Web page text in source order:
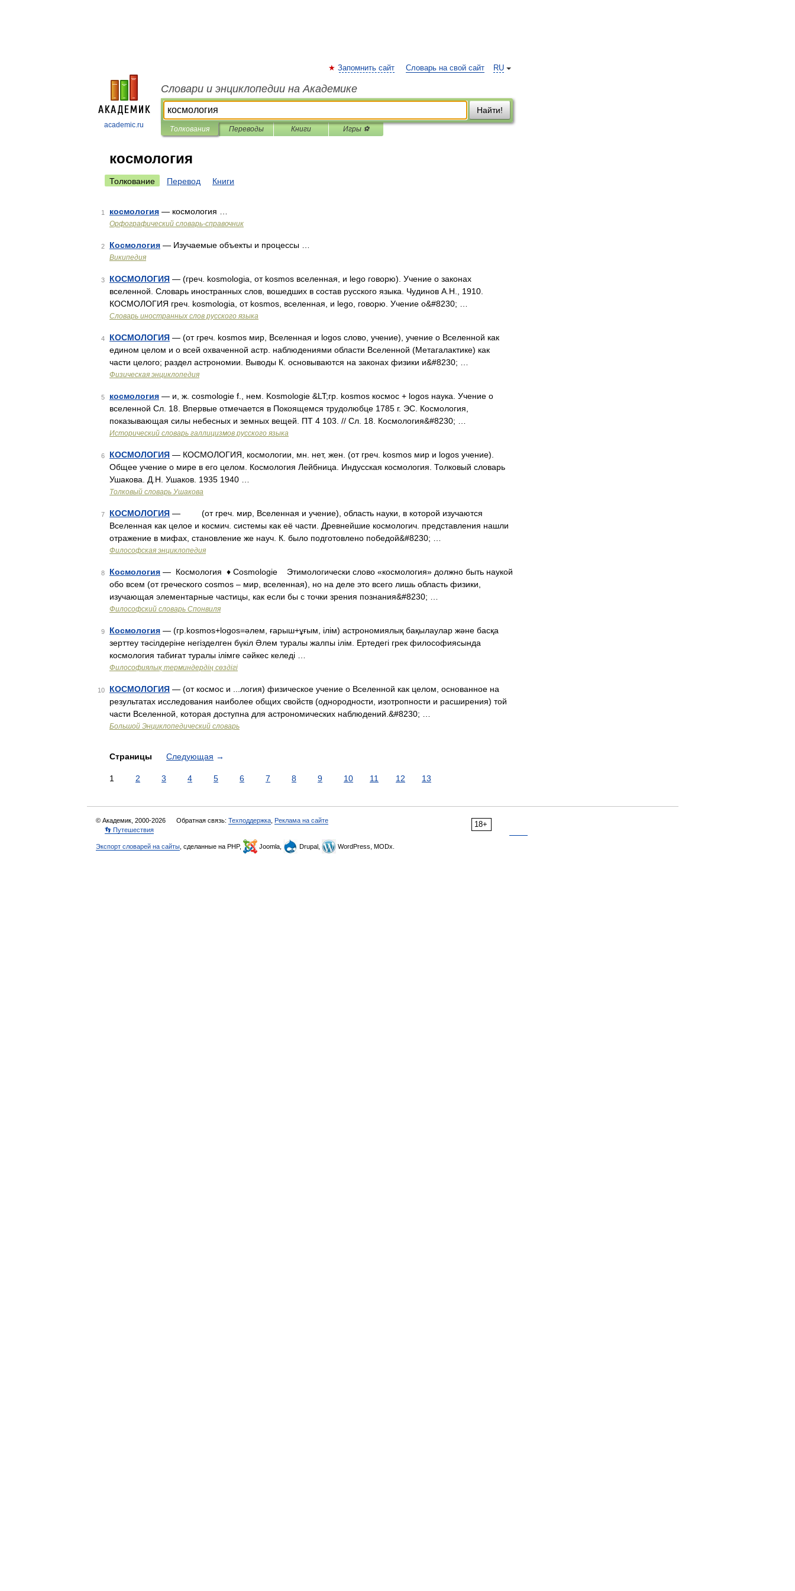
academic.ru
RU
Запомнить сайт Словарь на свой сайт
Словари и энциклопедии на Академике
Найти!
Толкования Переводы Книги Игры ⚽
космология
Толкование Перевод Книги
1 космология — космология …
Орфографический словарь-справочник
2 Космология — Изучаемые объекты и процессы …
Википедия
3 КОСМОЛОГИЯ — (греч. kosmologia, от kosmos вселенная, и lego говорю). Учение о законах
вселенной. Словарь иностранных слов, вошедших в состав русского языка. Чудинов А.Н., 1910.
КОСМОЛОГИЯ греч. kosmologia, от kosmos, вселенная, и lego, говорю. Учение о&#8230; …
Словарь иностранных слов русского языка
4 КОСМОЛОГИЯ — (от греч. kosmos мир, Вселенная и logos слово, учение), учение о Вселенной как
едином целом и о всей охваченной астр. наблюдениями области Вселенной (Метагалактике) как
части целого; раздел астрономии. Выводы К. основываются на законах физики и&#8230; …
Физическая энциклопедия
5 космология — и, ж. cosmologie f., нем. Kosmologie &LT;гр. kosmos космос + logos наука. Учение о
вселенной Сл. 18. Впервые отмечается в Покоящемся трудолюбце 1785 г. ЭС. Космология,
показывающая силы небесных и земных вещей. ПТ 4 103. // Сл. 18. Космология&#8230; …
Исторический словарь галлицизмов русского языка
6 КОСМОЛОГИЯ — КОСМОЛОГИЯ, космологии, мн. нет, жен. (от греч. kosmos мир и logos учение).
Общее учение о мире в его целом. Космология Лейбница. Индусская космология. Толковый словарь
Ушакова. Д.Н. Ушаков. 1935 1940 …
Толковый словарь Ушакова
7 КОСМОЛОГИЯ — (от греч. мир, Вселенная и учение), область науки, в которой изучаются
Вселенная как целое и космич. системы как её части. Древнейшие космологич. представления нашли
отражение в мифах, становление же науч. К. было подготовлено победой&#8230; …
Философская энциклопедия
8 Космология — Космология ♦ Cosmologie Этимологически слово «космология» должно быть наукой
обо всем (от греческого cosmos – мир, вселенная), но на деле это всего лишь область физики,
изучающая элементарные частицы, как если бы с точки зрения познания&#8230; …
Философский словарь Спонвиля
9 Космология — (гр.kosmos+logos=әлем, ғарыш+ұғым, ілім) астрономиялық бақылаулар және басқа
зерттеу тәсілдеріне негізделген бүкіл Әлем туралы жалпы ілім. Ертедегі грек философиясында
космология табиғат туралы ілімге сәйкес келеді …
Философиялық терминдердің сөздігі
10 КОСМОЛОГИЯ — (от космос и ...логия) физическое учение о Вселенной как целом, основанное на
результатах исследования наиболее общих свойств (однородности, изотропности и расширения) той
части Вселенной, которая доступна для астрономических наблюдений.&#8230; …
Большой Энциклопедический словарь
Страницы Следующая →
1 2 3 4 5 6 7 8 9 10 11 12 13
18+
© Академик, 2000-2026 Обратная связь: Техподдержка Реклама на сайте
👣 Путешествия
Экспорт словарей на сайты , сделанные на PHP, Joomla, Drupal, WordPress, MODx.